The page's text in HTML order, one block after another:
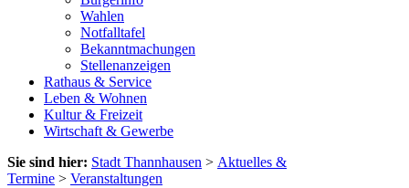
Wahlen
Notfalltafel
Bekanntmachungen
Stellenanzeigen
Rathaus & Service
Leben & Wohnen
Kultur & Freizeit
Wirtschaft & Gewerbe
Sie sind hier: Stadt Thannhausen > Aktuelles &
Termine > Veranstaltungen